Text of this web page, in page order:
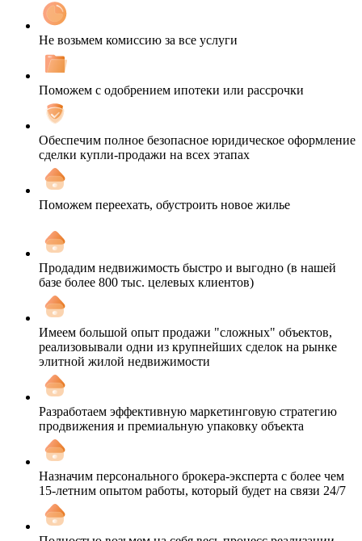
Не возьмем комиссию за все услуги
Поможем с одобрением ипотеки или рассрочки
Обеспечим полное безопасное юридическое оформление
сделки купли-продажи на всех этапах
Поможем переехать, обустроить новое жилье
Продадим недвижимость быстро и выгодно (в нашей
базе более 800 тыс. целевых клиентов)
Имеем большой опыт продажи "сложных" объектов,
реализовывали одни из крупнейших сделок на рынке
элитной жилой недвижимости
Разработаем эффективную маркетинговую стратегию
продвижения и премиальную упаковку объекта
Назначим персонального брокера-эксперта с более чем
15-летним опытом работы, который будет на связи 24/7